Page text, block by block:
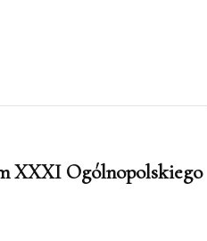
XXXI Ogólnopolskiego